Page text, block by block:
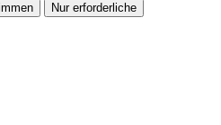
Nur erforderliche